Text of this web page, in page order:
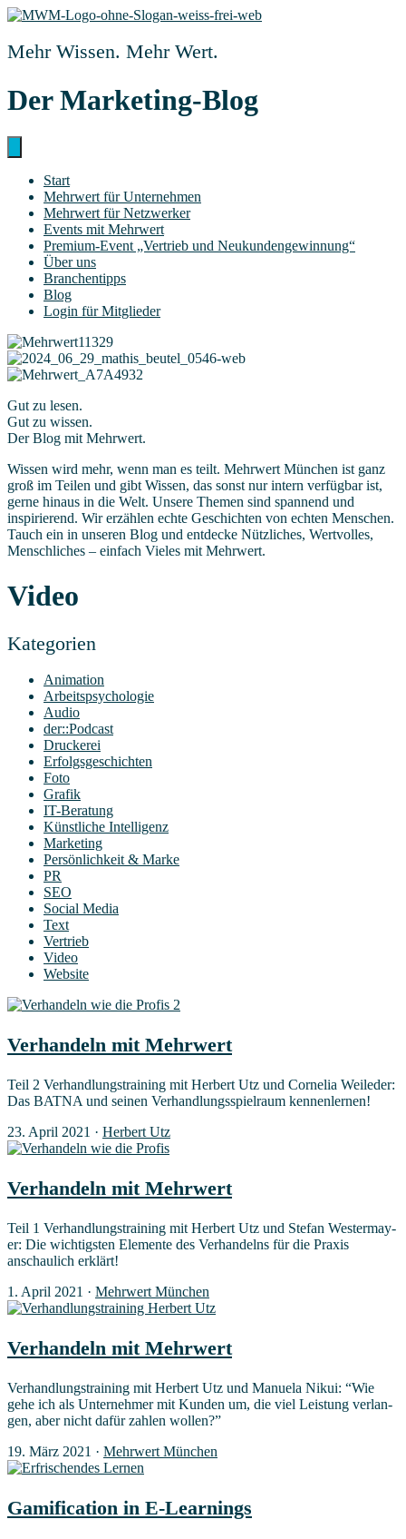
Zum
springen
Mehr Wissen. Mehr Wert.
Der Marketing-Blog
Start
Mehr­wert für Unternehmen
Mehr­wert für Netzwerker
Events mit Mehrwert
Pre­­mi­um-Event „Ver­trieb und Neukundengewinnung“
Über uns
Bran­chen­tipps
Blog
Log­in für Mitglieder
Gut zu lesen.
Gut zu wissen.
Der Blog mit Mehrwert.
Wissen wird mehr, wenn man es teilt. Mehrwert München ist ganz
groß im Teilen und gibt Wissen, das sonst nur intern verfügbar ist,
gerne hinaus in die Welt. Unsere Themen sind spannend und
inspirierend. Wir erzählen echte Geschichten von echten Menschen.
Tauch ein in unseren Blog und entdecke Nützliches, Wertvolles,
Menschliches – einfach Vieles mit Mehrwert.
Video
Kate­go­rien
Animation
Arbeitspsychologie
Audio
der::Podcast
Druckerei
Erfolgsgeschichten
Foto
Grafik
IT-Beratung
Künstliche Intelligenz
Marketing
Persönlichkeit & Marke
PR
SEO
Social Media
Text
Vertrieb
Video
Website
Ver­han­deln mit Mehrwert
Teil 2 Ver­hand­lungs­trai­ning mit Her­bert Utz und Cor­ne­lia Wei­le­der:
Das BAT­NA und sei­nen Ver­hand­lungs­spiel­raum kennenlernen!
23. April 2021 · Herbert Utz
Ver­han­deln mit Mehrwert
Teil 1 Ver­hand­lungs­trai­ning mit Her­bert Utz und Ste­fan Wes­ter­may­
er: Die wich­tigs­ten Ele­men­te des Ver­han­delns für die Pra­xis
anschau­lich erklärt!
1. April 2021 · Mehrwert München
Ver­han­deln mit Mehrwert
Ver­hand­lungs­trai­ning mit Her­bert Utz und Manue­la Nikui: “Wie
gehe ich als Unter­neh­mer mit Kun­den um, die viel Leis­tung ver­lan­
gen, aber nicht dafür zah­len wollen?”
19. März 2021 · Mehrwert München
Gami­fi­ca­ti­on in E‑Learnings